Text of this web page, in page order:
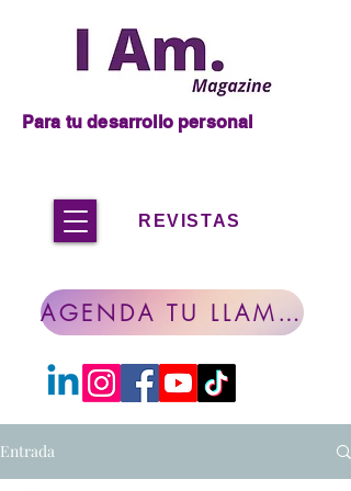
REVISTAS
Para tu desarrollo personal
AGENDA TU LLAMADA
Entrada